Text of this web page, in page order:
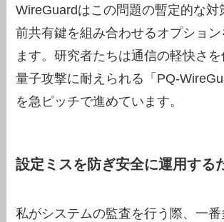
WireGuardはこの問題の暫定的な対
前共有鍵を組み合わせるオプショ
ます。研究者たちは通信の軽快さを
量子攻撃に耐えられる「PQ-
を急ピッチで進めています。
設定ミスを防ぎ安全に運用する
私がシステムの監査を行う際、一